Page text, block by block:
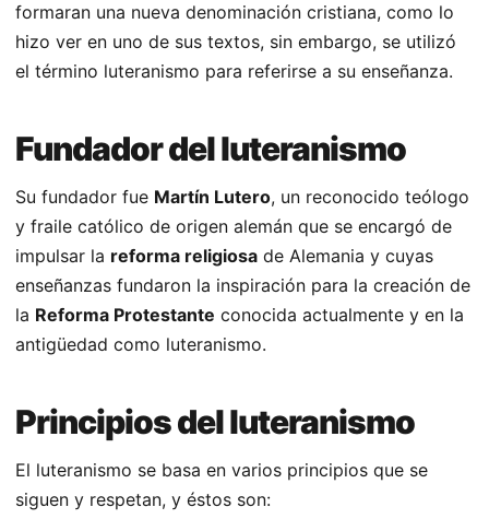
formaran una nueva denominación cristiana, como lo
hizo ver en uno de sus textos, sin embargo, se utilizó
el término luteranismo para referirse a su enseñanza.
Fundador del luteranismo
Su fundador fue Martín Lutero, un reconocido teólogo
y fraile católico de origen alemán que se encargó de
impulsar la reforma religiosa de Alemania y cuyas
enseñanzas fundaron la inspiración para la creación de
la Reforma Protestante conocida actualmente y en la
antigüedad como luteranismo.
Principios del luteranismo
El luteranismo se basa en varios principios que se
siguen y respetan, y éstos son: